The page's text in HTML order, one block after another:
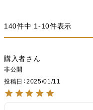
140件中 1 -10件表示
購入者
非公開
投稿日
2025/01/11